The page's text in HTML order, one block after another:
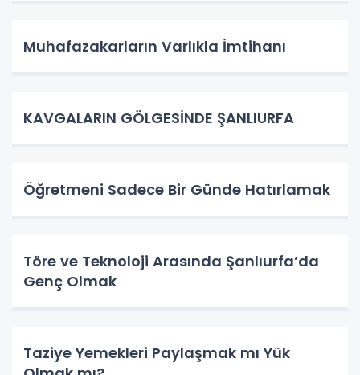
Muhafazakarların Varlıkla İmtihanı
KAVGALARIN GÖLGESİNDE ŞANLIURFA
Öğretmeni Sadece Bir Günde Hatırlamak
Töre ve Teknoloji Arasında Şanlıurfa’da
Genç Olmak
Taziye Yemekleri Paylaşmak mı Yük